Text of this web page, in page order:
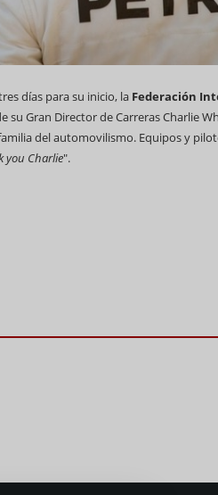
días para su inicio, la Federación
Gran Director de Carreras Charlie
del automovilismo. Equipos y
you Charlie".